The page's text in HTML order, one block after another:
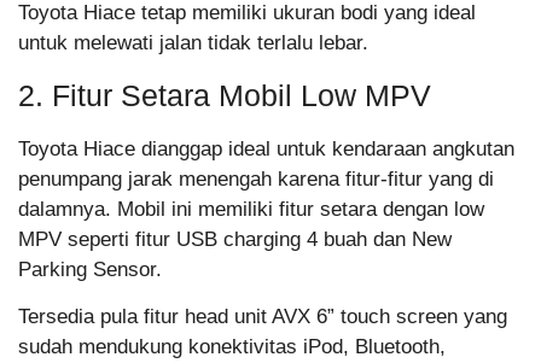
Toyota Hiace tetap memiliki ukuran bodi yang ideal
untuk melewati jalan tidak terlalu lebar.
2. Fitur Setara Mobil Low MPV
Toyota Hiace dianggap ideal untuk kendaraan angkutan
penumpang jarak menengah karena fitur-fitur yang di
dalamnya. Mobil ini memiliki fitur setara dengan low
MPV seperti fitur USB charging 4 buah dan New
Parking Sensor.
Tersedia pula fitur head unit AVX 6” touch screen yang
sudah mendukung konektivitas iPod, Bluetooth,